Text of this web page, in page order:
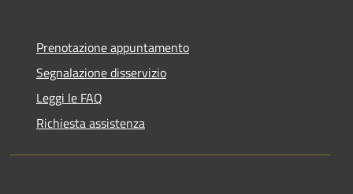
Prenotazione appuntamento
Segnalazione disservizio
Leggi le FAQ
Richiesta assistenza